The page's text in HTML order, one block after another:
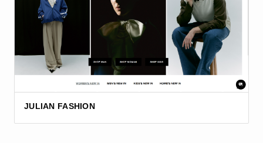
JULIAN FASHION